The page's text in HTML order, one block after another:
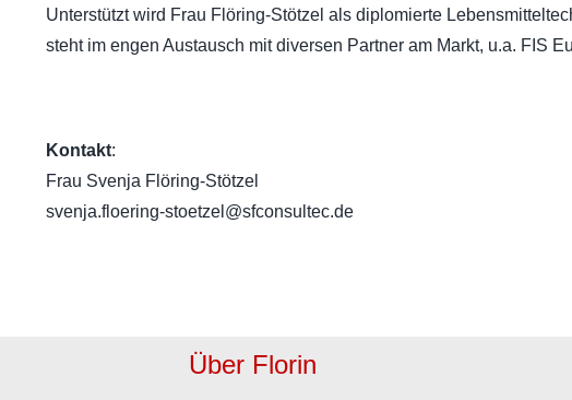
Dosenöffnungsanlagen
Unterstützt wird Frau Flöring-Stötzel als diplomierte
steht im engen Austausch mit diversen Partner am Markt, u.a. FIS
Kontakt:
Frau Svenja Flöring-Stötzel
svenja.floering-stoetzel@sfconsultec.de
Über Florin